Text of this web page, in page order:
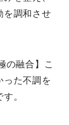
を調和させ
の融合】こ
った不調を
。